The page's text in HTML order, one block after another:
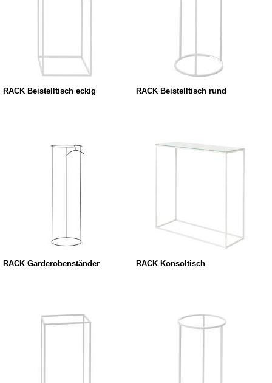
RACK Beistelltisch eckig RACK Beistelltisch rund
RACK Garderobenständer RACK Konsoltisch